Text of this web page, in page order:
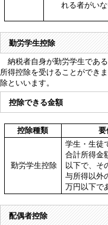
れる者がいな
勤労学生控除
納税者自身が勤労学生であ
所得控除を受けることができ
除といいます。
控除できる金額
控除種類 要
勤労学生控除
学生・生徒
合計所得金
以下で、そ
与所得以外
万円以下で
配偶者控除